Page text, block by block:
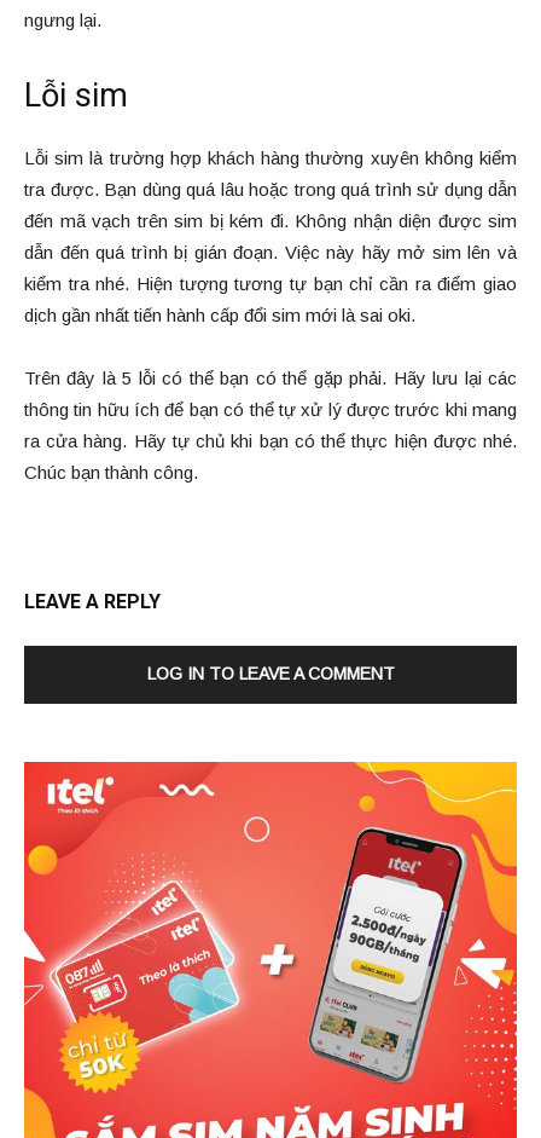
ngưng lại.
Lỗi sim
Lỗi sim là trường hợp khách hàng thường xuyên không kiểm
tra được. Bạn dùng quá lâu hoặc trong quá trình sử dụng dẫn
đến mã vạch trên sim bị kém đi. Không nhận diện được sim
dẫn đến quá trình bị gián đoạn. Việc này hãy mở sim lên và
kiểm tra nhé. Hiện tượng tương tự bạn chỉ cần ra điểm giao
dịch gần nhất tiến hành cấp đổi sim mới là sai oki.
Trên đây là 5 lỗi có thể bạn có thể gặp phải. Hãy lưu lại các
thông tin hữu ích để bạn có thể tự xử lý được trước khi mang
ra cửa hàng. Hãy tự chủ khi bạn có thể thực hiện được nhé.
Chúc bạn thành công.
LEAVE A REPLY
LOG IN TO LEAVE A COMMENT